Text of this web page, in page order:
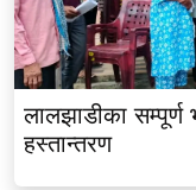
लालझाडीका सम्पूर्ण
हस्तान्तरण